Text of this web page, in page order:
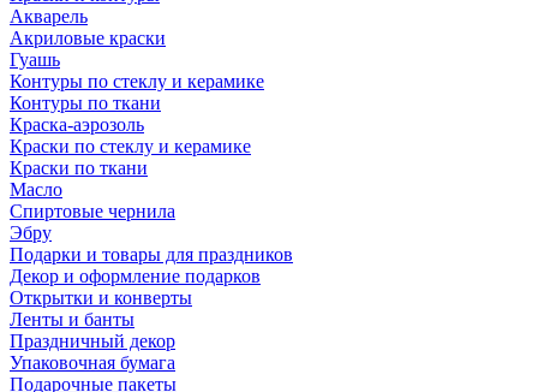
Акварель
Акриловые краски
Гуашь
Контуры по стеклу и керамике
Контуры по ткани
Краска-аэрозоль
Краски по стеклу и керамике
Краски по ткани
Масло
Спиртовые чернила
Эбру
Подарки и товары для праздников
Декор и оформление подарков
Открытки и конверты
Ленты и банты
Праздничный декор
Упаковочная бумага
Подарочные пакеты